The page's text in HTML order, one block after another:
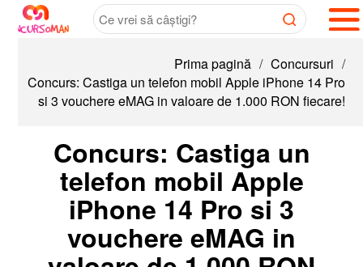
Prima pagină / Concursuri /
Concurs: Castiga un telefon mobil Apple iPhone 14 Pro
si 3 vouchere eMAG in valoare de 1.000 RON fiecare!
Concurs: Castiga un
telefon mobil Apple
iPhone 14 Pro si 3
vouchere eMAG in